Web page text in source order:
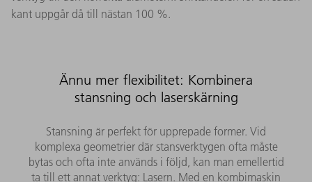
kant uppgår då till nästan 100 %.
Ännu mer flexibilitet: Kombinera
stansning och laserskärning
Stansning är perfekt för upprepade former. Vid
komplexa geometrier där stansverktygen ofta måste
bytas och ofta inte används i följd, kan man emellertid
ta till ett annat verktyg: Lasern. Med en kombimaskin